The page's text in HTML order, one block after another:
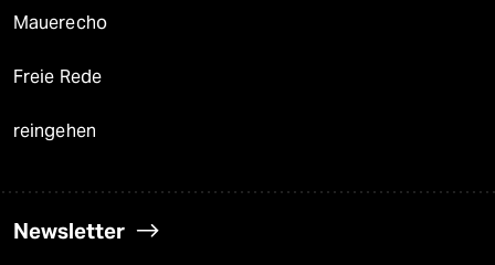
Mauerecho
Freie Rede
reingehen
Newsletter